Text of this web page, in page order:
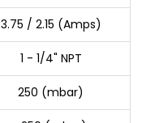
3.75 / 2.15 (Amps)
1 - 1/4" NPT
250 (mbar)